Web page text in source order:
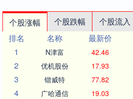
个股涨幅 个股跌幅 个股流入
排名
名称 最新价
1
N津富 42.46
2 优机股份 17.93
3 锴威特 77.82
4 广哈通信 19.03